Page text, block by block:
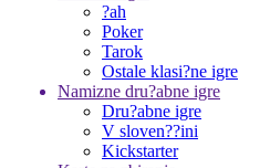
?ah
Poker
Tarok
Ostale klasi?ne igre
Namizne dru?abne igre
Dru?abne igre
V sloven??ini
Kickstarter